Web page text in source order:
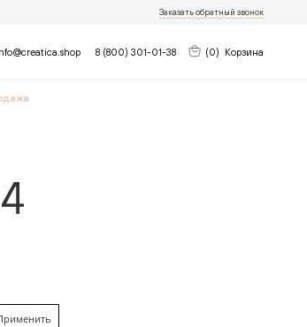
Заказать обратный звонок
8 (800) 301-01-38 (0) Корзина